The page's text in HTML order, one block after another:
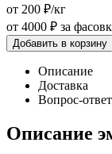
от 200 ₽/кг
от 4000 ₽ за
Добавить в корзину
Описание
Доставка
Вопрос-ответ
Описание